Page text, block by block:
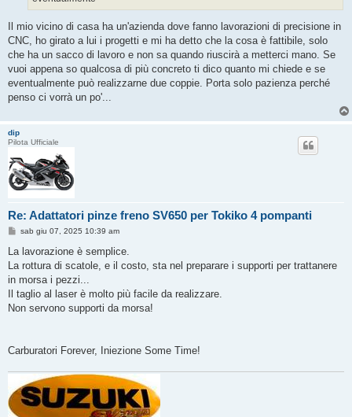
Il mio vicino di casa ha un'azienda dove fanno lavorazioni di precisione in
CNC, ho girato a lui i progetti e mi ha detto che la cosa è fattibile, solo
che ha un sacco di lavoro e non sa quando riuscirà a metterci mano. Se
vuoi appena so qualcosa di più concreto ti dico quanto mi chiede e se
eventualmente può realizzarne due coppie. Porta solo pazienza perché
penso ci vorrà un po'...
dip
Pilota Ufficiale
Re: Adattatori pinze freno SV650 per Tokiko 4 pompanti
M
s
a
g
i
o
sab giu 07, 2025 10:39 am
La lavorazione è semplice.
La rottura di scatole, e il costo, sta nel preparare i supporti per trattanere
in morsa i pezzi...
Il taglio al laser è molto più facile da realizzare.
Non servono supporti da morsa!
Carburatori Forever, Iniezione Some Time!